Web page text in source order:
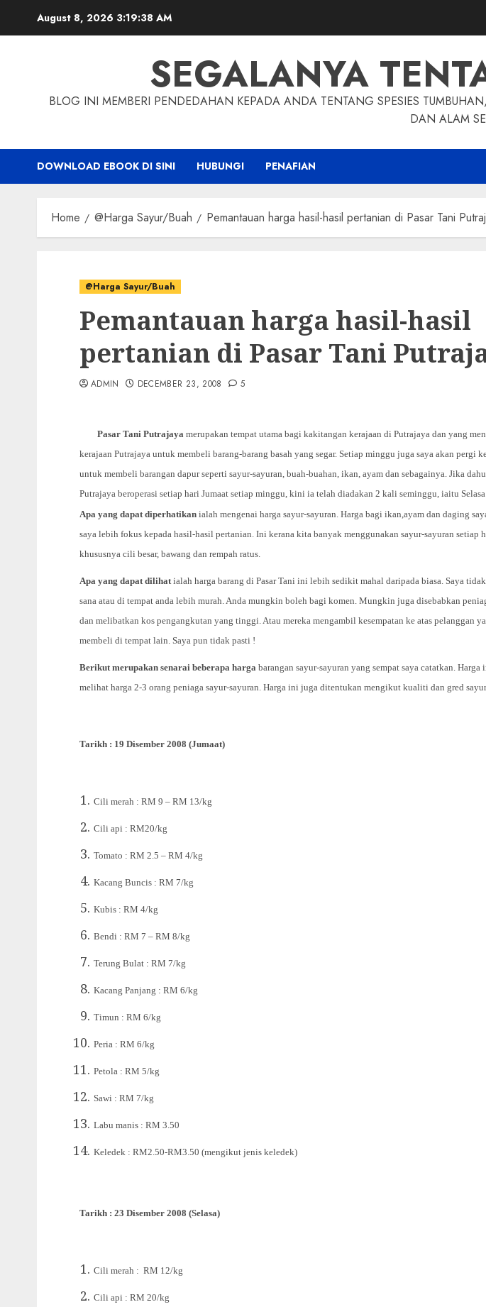
August 8, 2026 3:19:39 AM
SEGALANYA
BLOG INI MEMBERI PENDEDAHAN KEPADA ANDA TENTANG SPESIES
DAN ALAM
DOWNLOAD EBOOK DI SINI HUBUNGI PENAFIAN
Home @Harga Sayur/Buah Pemantauan harga hasil-hasil pertanian di Pasar Tani
@Harga Sayur/Buah
Pemantauan harga hasil-hasil
pertanian di Pasar Tani
ADMIN DECEMBER 23, 2008 5
Pasar Tani Putrajaya merupakan tempat utama bagi kakitangan kerajaan di Putrajaya dan yang
kerajaan Putrajaya untuk membeli barang-barang basah yang segar. Setiap minggu juga saya akan pergi
untuk membeli barangan dapur seperti sayur-sayuran, buah-buahan, ikan, ayam dan sebagainya. Jika
Putrajaya beroperasi setiap hari Jumaat setiap minggu, kini ia telah diadakan 2 kali seminggu, iaitu Selasa
Apa yang dapat diperhatikan ialah mengenai harga sayur-sayuran. Harga bagi ikan,ayam dan daging
saya lebih fokus kepada hasil-hasil pertanian. Ini kerana kita banyak menggunakan sayur-sayuran setiap
khususnya cili besar, bawang dan rempah ratus.
Apa yang dapat dilihatialah harga barang di Pasar Tani ini lebih sedikit mahal daripada biasa. Saya
sana atau di tempat anda lebih murah. Anda mungkin boleh bagi komen. Mungkin juga disebabkan
dan melibatkan kos pengangkutan yang tinggi. Atau mereka mengambil kesempatan ke atas pelanggan
membeli di tempat lain. Saya pun tidak pasti !
Berikut merupakan senarai beberapa harga barangan sayur-sayuran yang sempat saya catatkan. Harga
melihat harga 2-3 orang peniaga sayur-sayuran. Harga ini juga ditentukan mengikut kualiti dan gred
Tarikh : 19 Disember 2008 (Jumaat)
Cili merah : RM 9 – RM 13/kg
Cili api : RM20/kg
Tomato : RM 2.5 – RM 4/kg
Kacang Buncis : RM 7/kg
Kubis : RM 4/kg
Bendi : RM 7 – RM 8/kg
Terung Bulat : RM 7/kg
Kacang Panjang : RM 6/kg
Timun : RM 6/kg
Peria : RM 6/kg
Petola : RM 5/kg
Sawi : RM 7/kg
Labu manis : RM 3.50
Keledek : RM2.50-RM3.50 (mengikut jenis keledek)
Tarikh : 23 Disember 2008 (Selasa)
Cili merah : RM 12/kg
Cili api : RM 20/kg